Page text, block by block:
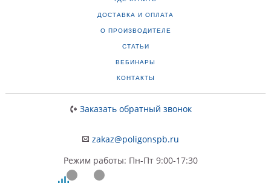
ДОСТАВКА И ОПЛАТА
О ПРОИЗВОДИТЕЛЕ
СТАТЬИ
ВЕБИНАРЫ
КОНТАКТЫ
Заказать обратный звонок
zakaz@poligonspb.ru
Режим работы: Пн-Пт 9:00-17:30